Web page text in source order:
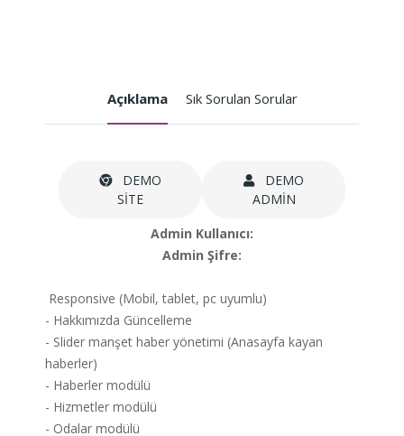
Açıklama Sık Sorulan Sorular
DEMO
SİTE
DEMO
ADMİN
Admin Kullanıcı:
Admin Şifre:
Responsive (Mobil, tablet, pc uyumlu)
- Hakkımızda Güncelleme
- Slider manşet haber yönetimi (Anasayfa kayan
haberler)
- Haberler modülü
- Hizmetler modülü
- Odalar modülü